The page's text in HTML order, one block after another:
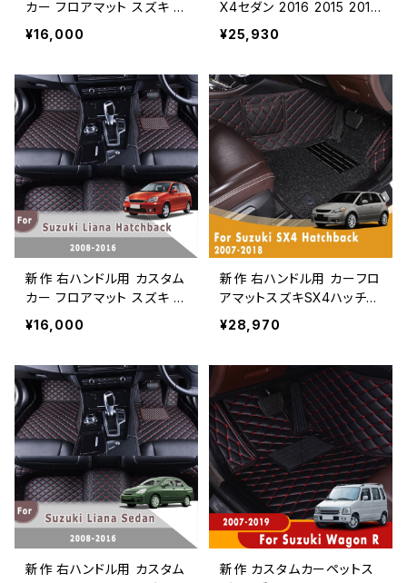
カー フロアマット スズキ S
X4 セダン 2016 2015 201
4 2013 2012 2011 レザー
アクセサリーラグ
¥16,000
X4セダン 2016 2015 2014
2013 2012 2011 高級2層ワ
イヤーループカーフロアマ
リアカバー
¥25,930
新作 右ハンドル用 カスタム
カー フロアマット スズキ リ
アナ ハッチバック 2016 20
15 2014 2013 2012 2011
ットカースタイリングカバー
¥16,000
新作 右ハンドル用 カーフロ
アマットスズキSX4ハッチバ
ック 2018 2017 2016 201
5 2014 2013 2012 2011 2
層ワイヤーループ
¥28,970
新作 右ハンドル用 カスタム
新作 カスタムカーペットス